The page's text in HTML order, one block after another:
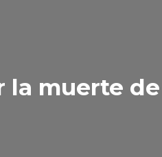
la muerte